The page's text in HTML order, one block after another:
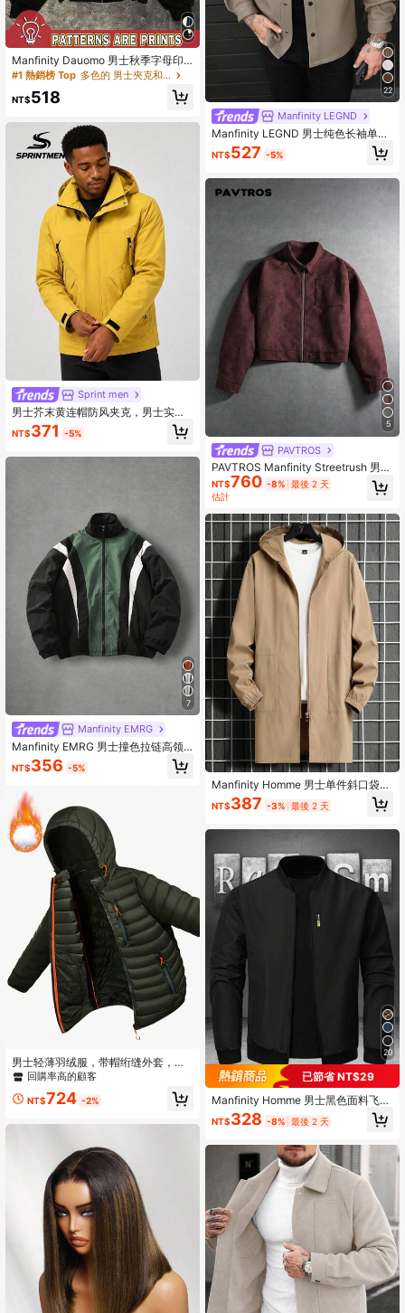
Manfinity Dauomo 男士秋季字母印
花拉链连帽夹克
#1 熱銷榜 Top 多色的 男士夾克和外套
NT$518
Sprint men
男士芥末黄连帽防风夹克，男士实用
夹克，男士外套，男士防风衣，防丢
拉链大口袋设计，运动风，可机洗，
NT$371 -5%
7
Manfinity EMRG
Manfinity EMRG 男士撞色拉链高领
休闲长袖外套，秋季款
NT$356 -5%
男士轻薄羽绒服，带帽绗缝外套，多
口袋设计，时尚运动风长袖外套，适
秋冬季穿着。
回購率高的顧客
NT$724 -2%
22
Manfinity LEGND
Manfinity LEGND 男士纯色长袖单排
扣口袋休闲羊毛混纺夹克，秋冬男士
衬衫式外套，男士休闲夹克
NT$527 -5%
5
PAVTROS
PAVTROS Manfinity Streetrush 男士
酒紅色秋季保守風度假 PU 皮革拉鍊
夾克，街頭風短版復古休閒保暖冬季
外套
NT$760 -8% 最後 2 天
估計
Manfinity Homme 男士单件斜口袋连
帽外套，外出长袖卡其色外套，适合
朋友、丈夫、男朋友的礼物，秋季
NT$387 -3% 最後 2 天
20
已節省 NT$29
Manfinity Homme 男士黑色面料飞行
员夹克，长袖常规款，拉链开合，适
合秋季日常穿着
NT$328 -8% 最後 2 天